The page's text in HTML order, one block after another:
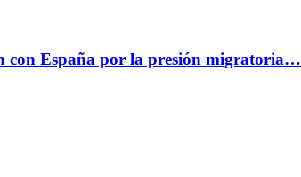
con España por la presión migratoria…